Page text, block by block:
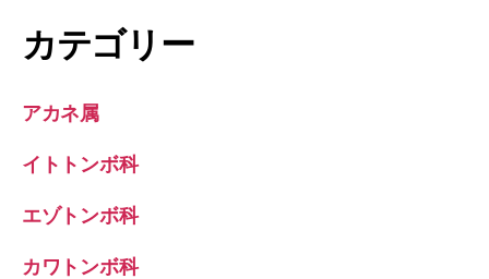
カテゴリー
アカネ属
イトトンボ科
エゾトンボ科
カワトンボ科